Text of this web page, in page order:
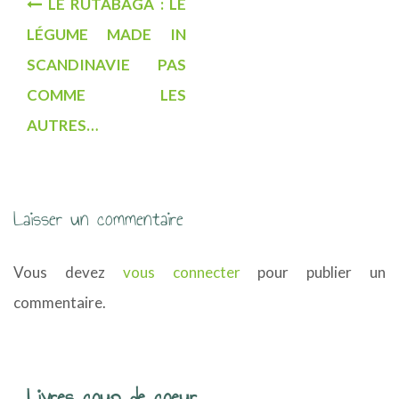
t
i
o
n
LE RUTABAGA : LE
LÉGUME MADE IN
SCANDINAVIE PAS
COMME LES
AUTRES…
Laisser un commentaire
Vous devez vous connecterpour publier un
commentaire.